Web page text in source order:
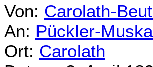
Von: Carolath-
An: Pückler-
Ort: Carolath